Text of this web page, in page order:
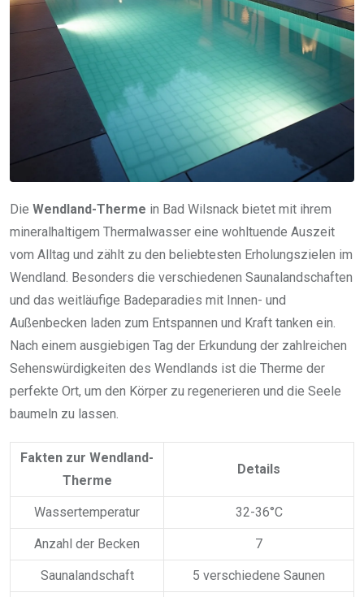
Die Wendland-Therme in Bad Wilsnack bietet mit ihrem
mineralhaltigem Thermalwasser eine wohltuende Auszeit
vom Alltag und zählt zu den beliebtesten Erholungszielen im
Wendland. Besonders die verschiedenen Saunalandschaften
und das weitläufige Badeparadies mit Innen- und
Außenbecken laden zum Entspannen und Kraft tanken ein.
Nach einem ausgiebigen Tag der Erkundung der zahlreichen
Sehenswürdigkeiten des Wendlands ist die Therme der
perfekte Ort, um den Körper zu regenerieren und die Seele
baumeln zu lassen.
Fakten zur Wendland-
Therme
Details
Wassertemperatur 32-36°C
Anzahl der Becken 7
Saunalandschaft 5 verschiedene Saunen